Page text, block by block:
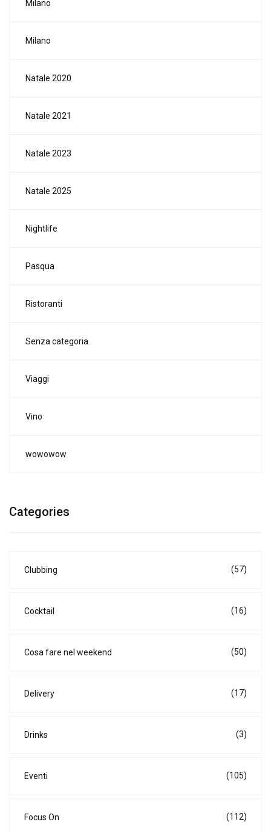
Milano
Milano
Natale 2020
Natale 2021
Natale 2023
Natale 2025
Nightlife
Pasqua
Ristoranti
Senza categoria
Viaggi
Vino
wowowow
Categories
Clubbing (57)
Cocktail (16)
Cosa fare nel weekend (50)
Delivery (17)
Drinks (3)
Eventi (105)
Focus On (112)